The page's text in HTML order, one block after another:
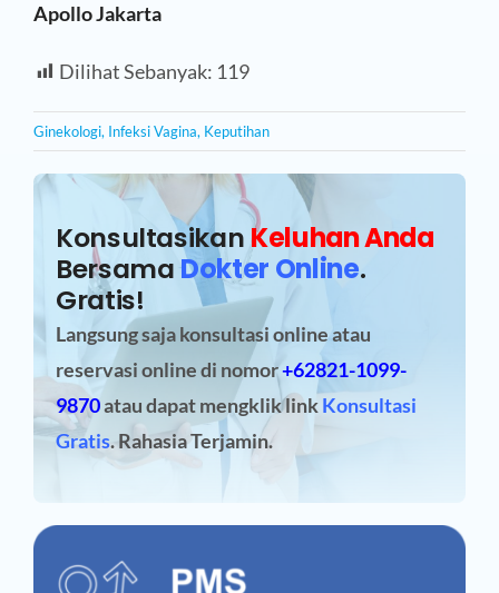
Apollo Jakarta
Dilihat Sebanyak: 119
Ginekologi, Infeksi Vagina, Keputihan
Konsultasikan Keluhan Anda
BersamaDokter Online.
Gratis!
Langsung saja konsultasi online atau
reservasi onlinedi nomor+62821-1099-
9870atau dapat mengklik linkKonsultasi
Gratis. Rahasia Terjamin.